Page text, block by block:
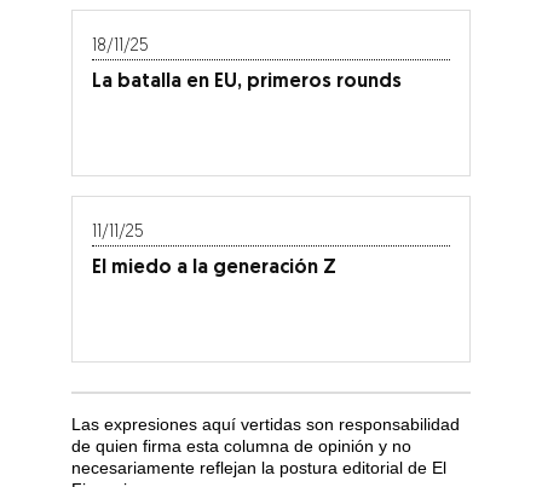
18/11/25
La batalla en EU, primeros rounds
11/11/25
El miedo a la generación Z
Las expresiones aquí vertidas son responsabilidad
de quien firma esta columna de opinión y no
necesariamente reflejan la postura editorial de El